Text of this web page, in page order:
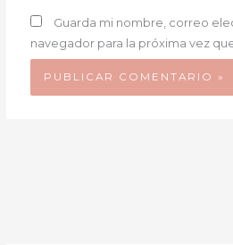
Guarda mi nombre, correo
navegador para la próxima vez